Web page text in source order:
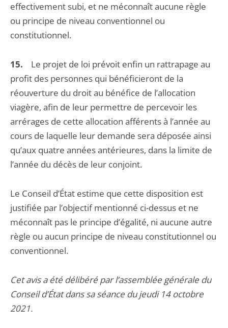
effectivement subi, et ne méconnaît aucune règle
ou principe de niveau conventionnel ou
constitutionnel.
15.
Le projet de loi prévoit enfin un rattrapage au
profit des personnes qui bénéficieront de la
réouverture du droit au bénéfice de l’allocation
viagère, afin de leur permettre de percevoir les
arrérages de cette allocation afférents à l’année au
cours de laquelle leur demande sera déposée ainsi
qu’aux quatre années antérieures, dans la limite de
l’année du décès de leur conjoint.
Le Conseil d’État estime que cette disposition est
justifiée par l’objectif mentionné ci-dessus et ne
méconnaît pas le principe d’égalité, ni aucune autre
règle ou aucun principe de niveau constitutionnel ou
conventionnel.
Cet avis a été délibéré par l’assemblée générale du
Conseil d’État dans sa séance du jeudi 14 octobre
2021.